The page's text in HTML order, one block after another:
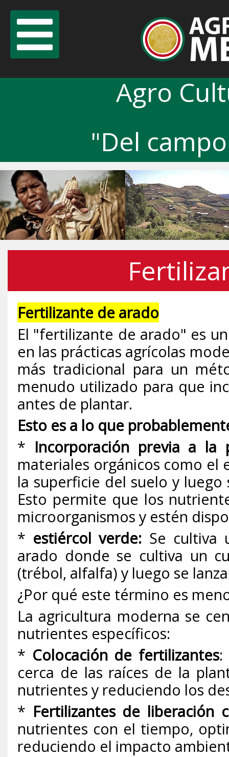
Agro
"Del
Previous
Fertilizante de arado
El "fertilizante de arado" es
en las prácticas agrícolas
más tradicional para un
menudo utilizado para que
antes de plantar.
Esto es a lo que
* Incorporación previa a la
materiales orgánicos como el
la superficie del suelo y
Esto permite que los
microorganismos y estén
* estiércol verde: Se cultiva
arado donde se cultiva un
(trébol, alfalfa) y luego se
¿Por qué este término es
La agricultura moderna se
nutrientes específicos:
* Colocación de fertilizantes:
cerca de las raíces de la
nutrientes y reduciendo los
* Fertilizantes de liberación
nutrientes con el tiempo,
reduciendo el impacto